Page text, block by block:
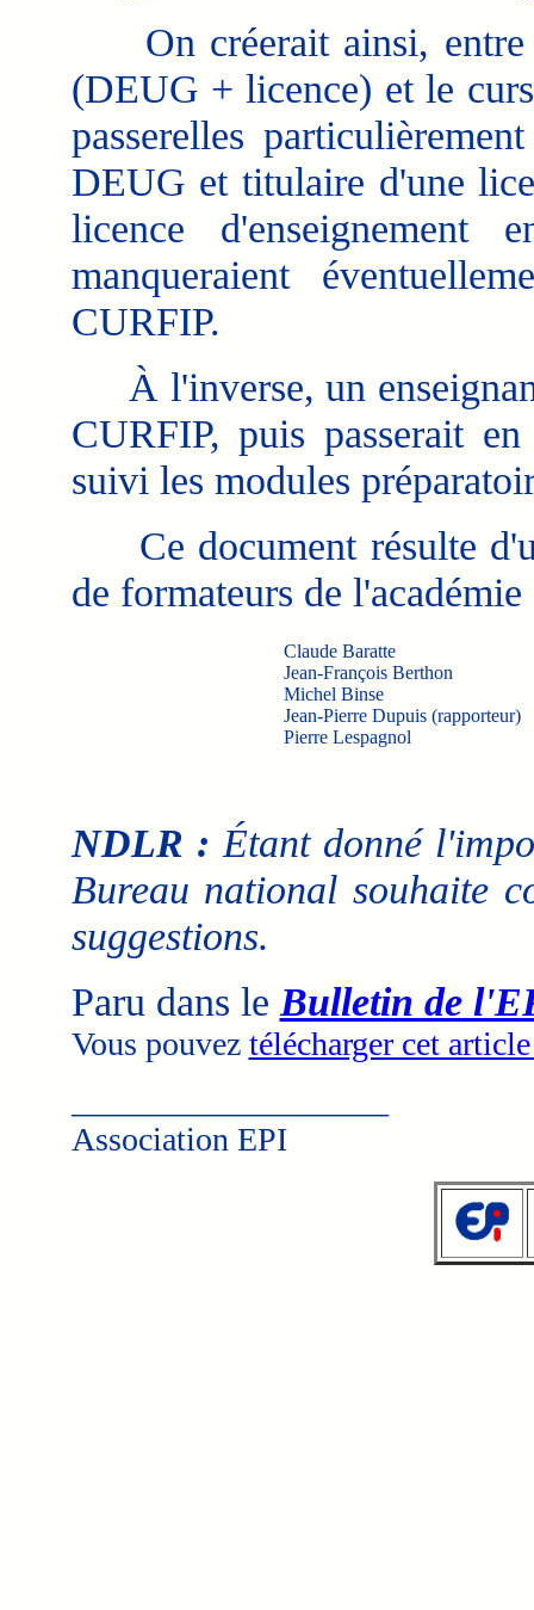
On créerait ainsi, entre
(DEUG + licence) et le
passerelles
DEUG et titulaire d'une
licence
manqueraient
CURFIP.
À l'inverse, un
CURFIP, puis passerait
suivi les modules
Ce document résulte
de formateurs de
Claude Baratte
Jean-François Berthon
Michel Binse
Jean-Pierre Dupuis (rapporteur)
Pierre Lespagnol
NDLR : Étant donné
Bureau national souhaite
suggestions.
Paru dans le Bulletin de
Vous pouvez télécharger cet
Association EPI